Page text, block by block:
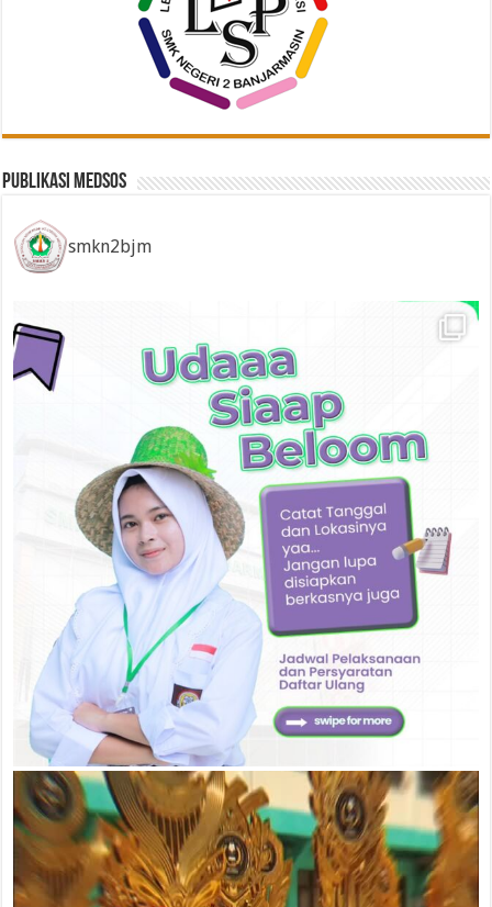
Publikasi Medsos
smkn2bjm